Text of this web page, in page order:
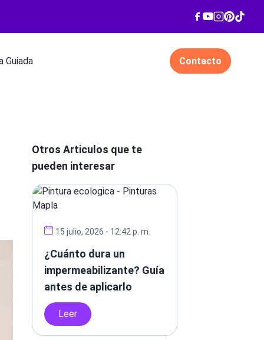
Guiada Contacto
Otros Articulos que te
pueden interesar
15 julio, 2026 - 12:42 p. m.
¿Cuánto dura un
impermeabilizante? Guía
antes de aplicarlo
Leer